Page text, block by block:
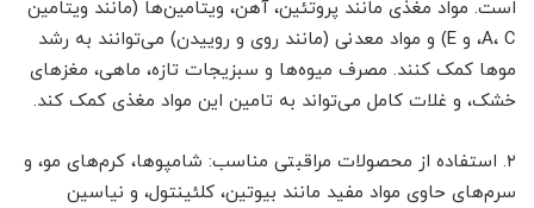
است. مواد مغذی مانند پروتئین، آهن، ویتامین‌ها (مانند ویتامین
A، C، و E) و مواد معدنی (مانند روی و روییدن) می‌توانند به رشد
موها کمک کنند. مصرف میوه‌ها و سبزیجات تازه، ماهی، مغزهای
خشک، و غلات کامل می‌تواند به تامین این مواد مغذی کمک کند.
۲. استفاده از محصولات مراقبتی مناسب: شامپوها، کرم‌های مو، و
سرم‌های حاوی مواد مفید مانند بیوتین، کلئینتول، و نیاسین